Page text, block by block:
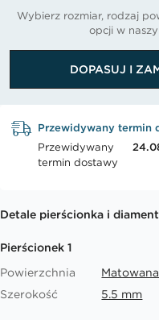
Wybierz rozmiar, rodzaj
opcji w
DOPASUJ I
Przewidywany termin
Przewidywany
termin dostawy
Detale pierścionka i
Pierścionek 1
Powierzchnia
Szerokość
5.5 mm